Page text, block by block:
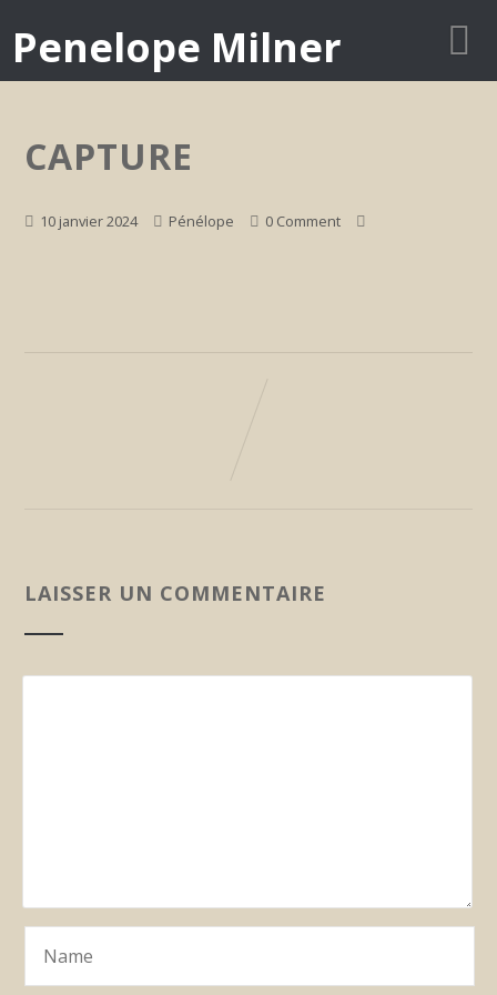
Penelope Milner
CAPTURE
10 janvier 2024 Pénélope 0 Comment
LAISSER UN COMMENTAIRE